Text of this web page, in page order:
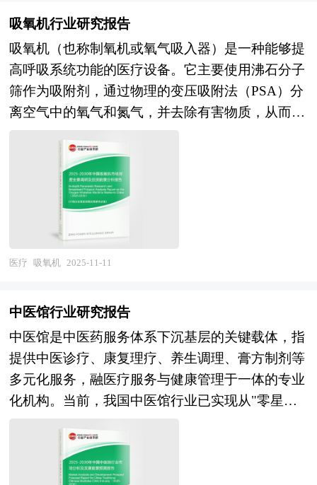
业的整体发展动态，对行业在产品方面提供了参考
建议和具体解决办法。报告对于医疗健康产品生产
企业、经销商、行业管理部门以及拟进入该行业的
投资者具有重要的参考价值，对于研究我国医疗健
康行业发展规律、提高企业的运营效率、促进企业
能，为用户提供更加安全和有效的护理体验。此
备能够实现数据的远程传输和分析，为用户提供个
性化的健康管理方案。随着物联网和大数据技术的
进一步发展，保健护理设备将能够实现更加精准的
健康监测和个性化的健康管理。例如，智能可穿戴
设备将通过柔性电路板实现与人体皮肤的紧密贴
合，提高数据采集的准确性和舒适度。同时，家庭
理疗设备将通过智能调温技术和精准控光功能，为
用户提供更加安全和有效的护理体验。此外，随着
环保意识的增强，保健护理行业也将更加注重绿色
材料和可持续发展，减少对环境的影响。 本研究
咨询报告由中研普华咨询公司领衔撰写，在大量周
家商务部、国家发改委、国家经济信息中心、国务
院发展研究中心、国家海关总署、全国商业信息中
心、中国经济景气监测中心、中国行业研究网、全
国及海外相关报刊杂志的基础信息以及保健护理行
业研究单位等公布和提供的大量资料。报告对我国
变化等进行了分析，重点分析了国内外保健护理行
业的发展现状、如何面对行业的发展挑战、行业的
发展建议、行业竞争力，以及行业的投资分析和趋
吸氧机行业研究报告
吸氧机（也称制氧机或氧气吸入器）是一种能够提
高呼吸系统功能的医疗设备。它主要使用沸石分子
筛作为吸附剂，通过物理的变压吸附法（PSA）分
离空气中的氧气和氮气，并去除有害物质，从而获
适用于呼吸系统疾病患者或需要补充氧气的人群。
吸氧机研究报告对吸氧机行业研究的内容和方法进
行全面的阐述和论证，对研究过程中所获取的吸氧
机资料进行全面系统的整理和分析，通过图表、统
计结果及文献资料，或以纵向的发展过程，或横向
类别分析提出论点、分析论据，进行论证。吸氧机
断、引用均恰如其分。文字、用词应力求准确。研
如话，又把研究的效果准确地、科学地表达出来。
吸氧机研究报告以行业为研究对象，并基于行业的
现状，行业经济运行数据，行业供需现状，行业竞
争格局，重点企业经营分析，行业产业链分析，市
场集中度等现实指标，分析预测行业的发展前景和
投资价值。通过最深入的数据挖掘，对行业进行严
谨分析，从多个角度去评估企业市场地位，准确挖
医疗 吸氧机 2025-11-11
中医馆行业研究报告
中医馆是中医药服务体系下沉基层的关键载体，指
提供中医诊疗、康复理疗、养生调理、膏方制剂等
多元化服务，融医疗服务与健康管理于一体的专业
化机构。当前，我国中医馆行业已实现从"零星点
康的"守门人"。然而，行业仍面临三大结构性矛
盾：供给端，服务同质化严重，特色诊疗优势挖掘